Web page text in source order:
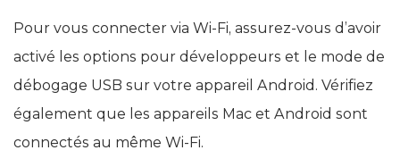
Pour vous connecter via Wi-Fi, assurez-vous d’avoir
activé les options pour développeurs et le mode de
débogage USB sur votre appareil Android. Vérifiez
également que les appareils Mac et Android sont
connectés au même Wi-Fi.